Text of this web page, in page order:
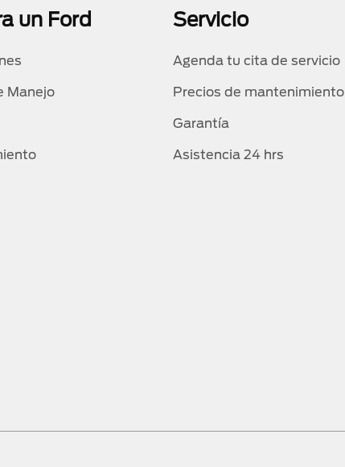
un Ford
Manejo
Servicio
Agenda tu cita de servicio
Precios de mantenimiento
Garantía
Asistencia 24 hrs